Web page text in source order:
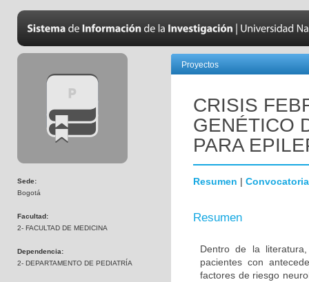
Sede:
Bogotá
Facultad:
2- FACULTAD DE MEDICINA
Dependencia:
2- DEPARTAMENTO DE PEDIATRÍA
Proyectos
CRISIS
GENÉTICO
PARA
Resumen | Convocatoria
Resumen
Dentro de la
pacientes con
factores de riesgo